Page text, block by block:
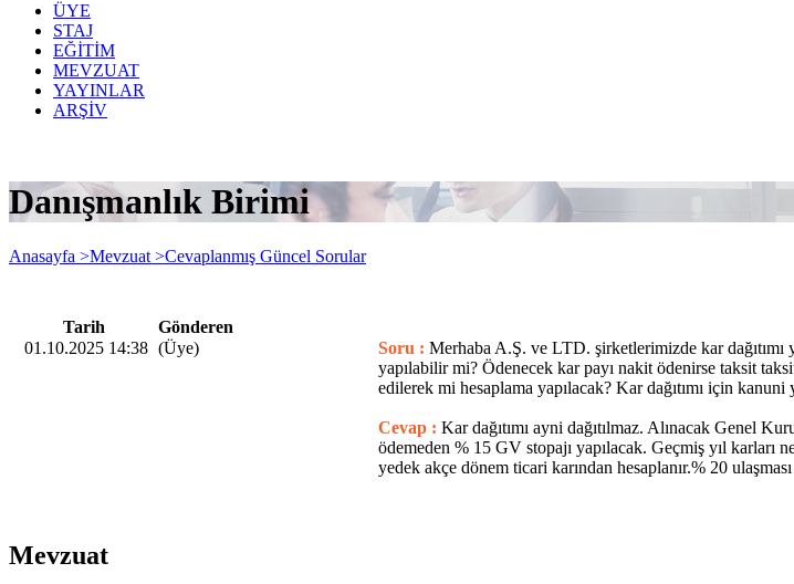
ÜYE
STAJ
EĞİTİM
MEVZUAT
YAYINLAR
ARŞİV
Danışmanlık Birimi
Anasayfa >Mevzuat >Cevaplanmış Güncel Sorular
Tarih
Gönderen
01.10.2025 14:38 (Üye) Soru : Merhaba A.Ş. ve LTD. şirketlerimizde kar dağıtımı
yapılabilir mi? Ödenecek kar payı nakit ödenirse taksit
edilerek mi hesaplama yapılacak? Kar dağıtımı için
Cevap : Kar dağıtımı ayni dağıtılmaz. Alınacak Genel
ödemeden % 15 GV stopajı yapılacak. Geçmiş yıl karları
yedek akçe dönem ticari karından hesaplanır.% 20
Mevzuat